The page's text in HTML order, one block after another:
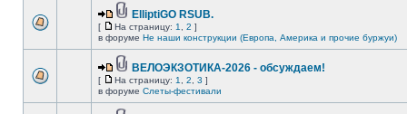
ElliptiGO RSUB.
[ На страницу: 1 2 ]
в форуме Не наши конструкции (Европа, Америка и прочие буржуи)
ВЕЛОЭКЗОТИКА-2026 - обсуждаем!
[ На страницу: 1 2 3 ]
в форуме Слеты-фестивали